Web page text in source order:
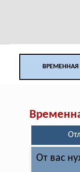
ВРЕМЕННАЯ
От вас